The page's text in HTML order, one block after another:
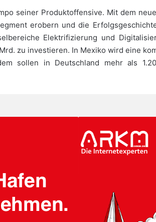
seiner Produktoffensive. Mit dem
erobern und die
Elektrifizierung und
zu investieren. In Mexiko wird eine
sollen in Deutschland mehr als